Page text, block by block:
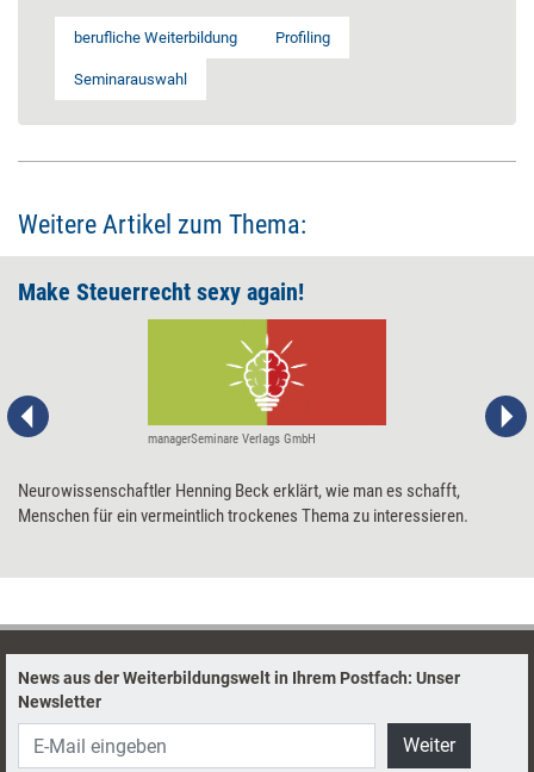
berufliche Weiterbildung Profiling
Seminarauswahl
Weitere Artikel zum Thema:
Make Steuerrecht sexy again!
managerSeminare Verlags GmbH
Neurowissenschaftler Henning Beck erklärt, wie man es schafft,
Menschen für ein vermeintlich trockenes Thema zu interessieren.
News aus der Weiterbildungswelt in Ihrem Postfach: Unser
Newsletter
Weiter